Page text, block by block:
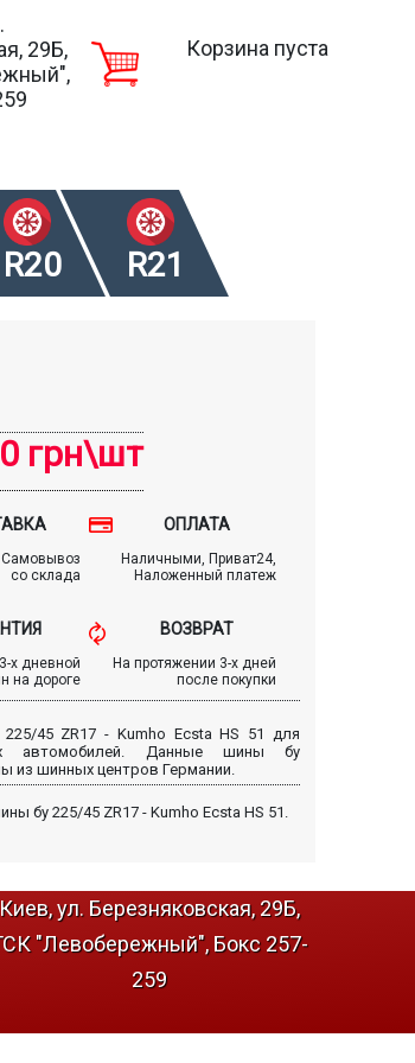
29Б,
Корзина пуста
R20 R21
грн\шт
Самовывоз
со склада
ОПЛАТА
Наличными, Приват24,
Наложенный платеж
х дневной
на дороге
ВОЗВРАТ
На протяжении 3-х дней
после покупки
45 ZR17 - Kumho Ecsta HS 51 для
автомобилей. Данные шины бу
из шинных центров Германии.
бу 225/45 ZR17 - Kumho Ecsta HS 51.
Киев, ул. Березняковская, 29Б,
"Левобережный", Бокс 257-
259